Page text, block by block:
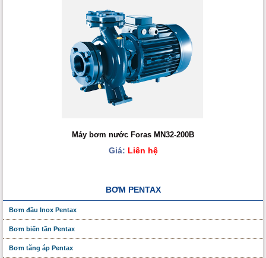
Máy bơm nước Foras MN32-200B
Giá: Liên hệ
BƠM PENTAX
Bơm đầu Inox Pentax
Bơm biến tần Pentax
Bơm tăng áp Pentax